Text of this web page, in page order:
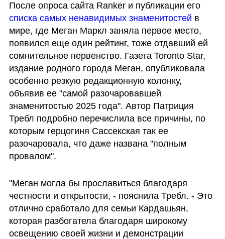
После опроса сайта Ranker и публикации его
списка самых ненавидимых знаменитостей в
мире, где Меган Маркл заняла первое место,
появился еще один рейтинг, тоже отдавший ей
сомнительное первенство. Газета Toronto Star,
издание родного города Меган, опубликовала
особенно резкую редакционную колонку,
объявив ее "самой разочаровавшей
знаменитостью 2025 года". Автор Патриция
Требл подробно перечислила все причины, по
которым герцогиня Сассекская так ее
разочаровала, что даже названа "полным
провалом".
"Меган могла бы прославиться благодаря
честности и открытости, - пояснила Требл. - Это
отлично сработало для семьи Кардашьян,
которая разбогатела благодаря широкому
освещению своей жизни и демонстрации